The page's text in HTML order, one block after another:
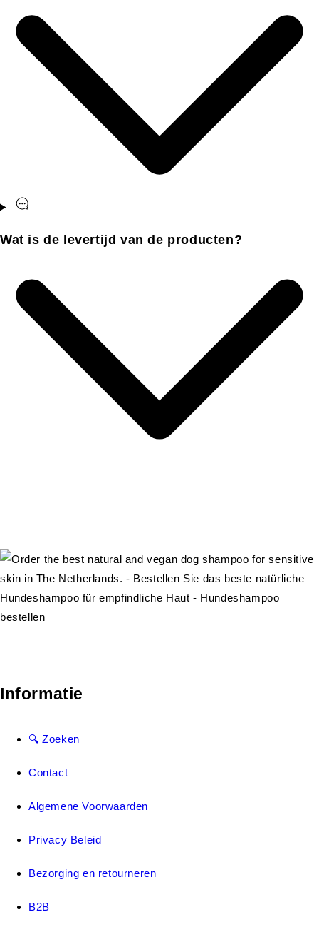
Wat is de levertijd van de producten?
Informatie
🔍 Zoeken
Contact
Algemene Voorwaarden
Privacy Beleid
Bezorging en retourneren
B2B